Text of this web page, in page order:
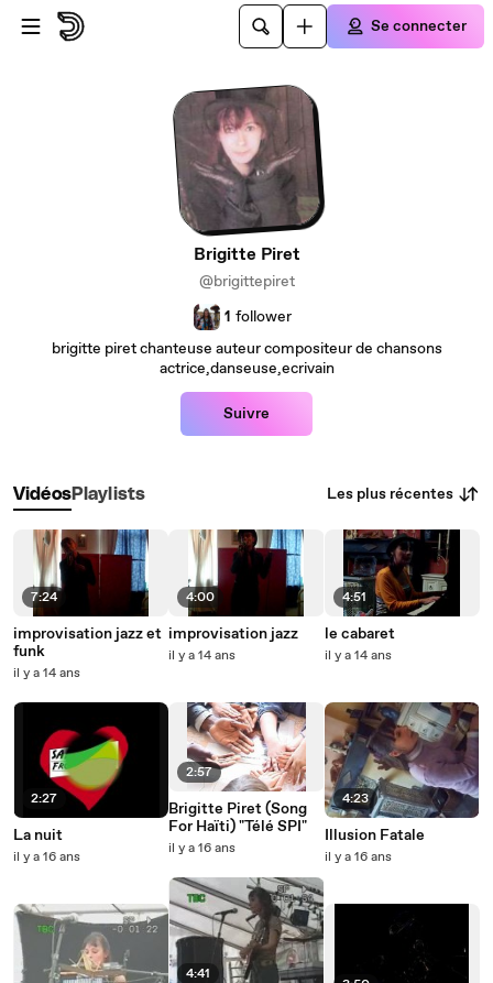
Passer au contenu principal
Se connecter
Brigitte Piret
@brigittepiret
1 follower
brigitte piret chanteuse auteur compositeur de chansons
actrice,danseuse,ecrivain
Suivre
VidéosPlaylists Les plus récentes
7:24
improvisation jazz et
funk
il y a 14 ans
2:27
La nuit
il y a 16 ans
4:00
improvisation jazz
il y a 14 ans
2:57
Brigitte Piret (Song
For Haïti) "Télé SPI"
il y a 16 ans
4:41
4:51
le cabaret
il y a 14 ans
4:23
Illusion Fatale
il y a 16 ans